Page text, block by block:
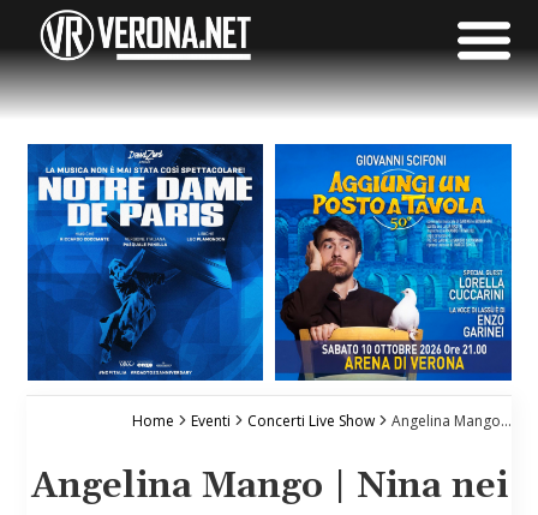
Home Eventi Concerti Live Show Angelina Mango | Nina nei Teatri
Angelina Mango | Nina nei